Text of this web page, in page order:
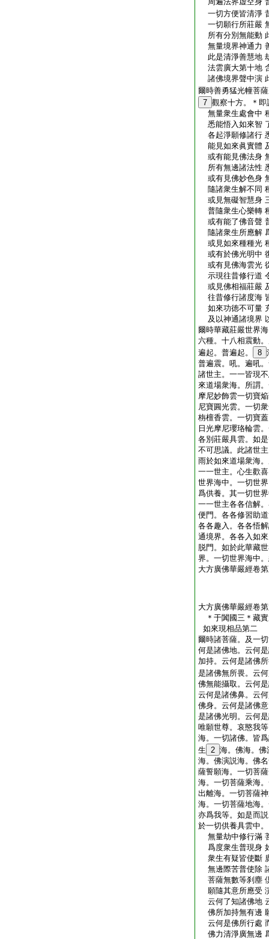
一切方便皆清淨
一切願行所莊嚴
所有分別無能動
無量境界神通力
此是清淨善慧地
法雲廣大第十地
諸佛境界聲中演
爾時善勇猛光幢菩
7 觀察十方。＊即
無量衆生處會中
悉能悟入如來智
各起淨願修諸行
能見如來眞實體
或有能見佛法身
所有無邊諸法性
或有見佛妙色身
隨諸衆生解不同
或見無礙智慧身
普隨衆生心樂轉
或有能了佛音聲
隨諸衆生所應解
或見如來種種光
或有於佛光明中
或有見佛海雲光
示現往昔修行道
或見佛相福莊嚴
往昔修行諸度海
如來功徳不可量
及以神通諸境界
爾時華藏莊嚴世界
六種。十八相震動
遍起。普遍起。
8
普遍震。吼。遍吼
諸世主。一一皆現
來道場衆海。所謂
摩尼妙飾雲一切寶
尼寶圓光雲。一切
栴檀香雲。一切寶
日光摩尼瓔珞輪雲
各別莊嚴具雲。如
不可思議。此諸世
雨於如來道場衆海
一一世主。心生歡
世界海中。一切世
爲供養。其一切世
一一世主各各信解
便門。各各修習助
各各趣入。各各悟
通境界。各各入如
脱門。如於此華藏
界。一切世界海中
大方廣佛華嚴經卷
大方廣佛華嚴經卷
＊于闐國三＊藏
如來現相品第二
爾時諸菩薩。及一
何是諸佛地。云何
加持。云何是諸佛
是諸佛無所畏。云
佛無能攝取。云何
云何是諸佛鼻。云
佛身。云何是諸佛
是諸佛光明。云何
唯願世尊。哀愍我
海。一切諸佛。皆
生 2 海。佛海。佛
海。佛演説海。佛
薩誓願海。一切菩
海。一切菩薩乘海
出離海。一切菩薩
海。一切菩薩地海
亦爲我等。如是而
於一切供養具雲中
無量劫中修行滿
爲度衆生普現身
衆生有疑皆使斷
無邊際苦普使除
菩薩無數等刹塵
願隨其意所應受
云何了知諸佛地
佛所加持無有邊
云何是佛所行處
佛力清淨廣無邊